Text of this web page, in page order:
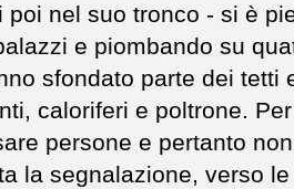
nel suo tronco - si è
e piombando su
sfondato parte dei tetti
caloriferi e poltrone.
persone e pertanto
la segnalazione, verso